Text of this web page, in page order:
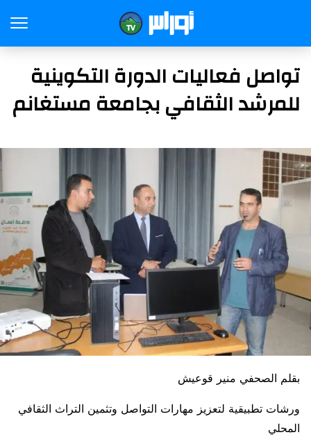
تواصل فعاليات الدورة التكوينية
للمرشد الثقافي بجامعة مستغانم
بقلم الصحفي منير قوعيش
ورشات تطبيقية لتعزيز مهارات التواصل وتثمين التراث الثقافي
المحلي